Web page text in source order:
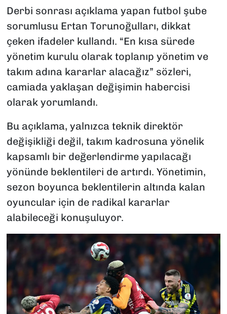
Derbi sonrası açıklama yapan futbol şube
sorumlusu Ertan Torunoğulları, dikkat
çeken ifadeler kullandı. “En kısa sürede
yönetim kurulu olarak toplanıp yönetim ve
takım adına kararlar alacağız” sözleri,
camiada yaklaşan değişimin habercisi
olarak yorumlandı.
Bu açıklama, yalnızca teknik direktör
değişikliği değil, takım kadrosuna yönelik
kapsamlı bir değerlendirme yapılacağı
yönünde beklentileri de artırdı. Yönetimin,
sezon boyunca beklentilerin altında kalan
oyuncular için de radikal kararlar
alabileceği konuşuluyor.